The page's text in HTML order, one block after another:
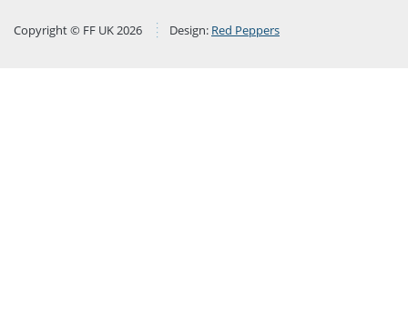
Copyright © FF UK 2026 Design: Red Peppers